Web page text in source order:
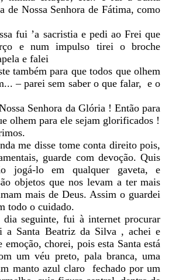
de Nossa Senhora de Fátima, como
fui ’a sacristia e pedi ao Frei que
e num impulso tirei o broche
e falei
também para que todos que olhem
– parei sem saber o que falar, e o
Senhora da Glória ! Então para
olhem para ele sejam glorificados !
disse tome conta direito pois,
guarde com devoção. Quis
jogá-lo em qualquer gaveta, e
objetos que nos levam a ter mais
mais de Deus. Assim o guardei
todo o cuidado.
fui à internet procurar
a Santa Beatriz da Silva , achei e
chorei, pois esta Santa está
um véu preto, pala branca, uma
manto azul claro fechado por um